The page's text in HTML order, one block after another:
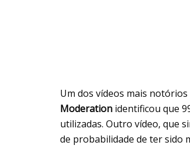
Um dos vídeos mais
Moderation identificou que
utilizadas. Outro vídeo, que
de probabilidade de ter sido